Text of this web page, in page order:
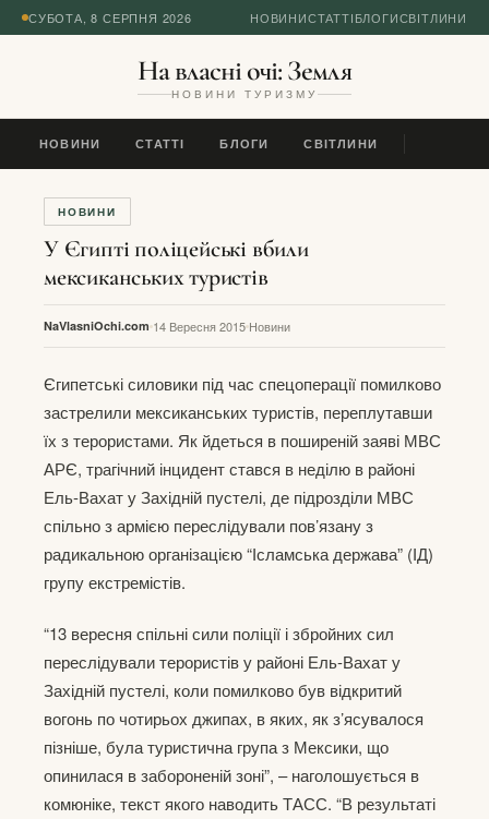
СУБОТА, 8 СЕРПНЯ 2026 НОВИНИСТАТТІБЛОГИСВІТЛИНИ
На власні очі: Земля
НОВИНИ ТУРИЗМУ
НОВИНИ СТАТТІ БЛОГИ СВІТЛИНИ
НОВИНИ
У Єгипті поліцейські вбили
мексиканських туристів
NaVlasniOchi.com 14 Вересня 2015 Новини
Єгипетські силовики під час спецоперації помилково
застрелили мексиканських туристів, переплутавши
їх з терористами. Як йдеться в поширеній заяві МВС
АРЄ, трагічний інцидент стався в неділю в районі
Ель-Вахат у Західній пустелі, де підрозділи МВС
спільно з армією переслідували пов’язану з
радикальною організацією “Ісламська держава” (ІД)
групу екстремістів.
“13 вересня спільні сили поліції і збройних сил
переслідували терористів у районі Ель-Вахат у
Західній пустелі, коли помилково був відкритий
вогонь по чотирьох джипах, в яких, як з’ясувалося
пізніше, була туристична група з Мексики, що
опинилася в забороненій зоні”, – наголошується в
комюніке, текст якого наводить ТАСС. “В результаті